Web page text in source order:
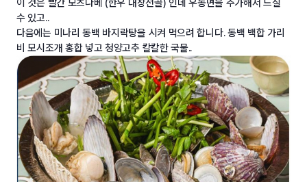
이 것은 빨간 모츠나베 (한우 대창전골) 인데 우동면을 추가해서 드실
수 있고..
다음에는 미나리 동백 바지락탕을 시켜 먹으려 합니다. 동백 백합 가리
비 모시조개 홍합 넣고 청양고추 칼칼한 국물..